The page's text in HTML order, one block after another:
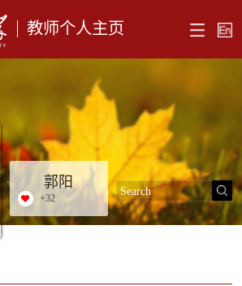
教师个人主页
郭阳
+32